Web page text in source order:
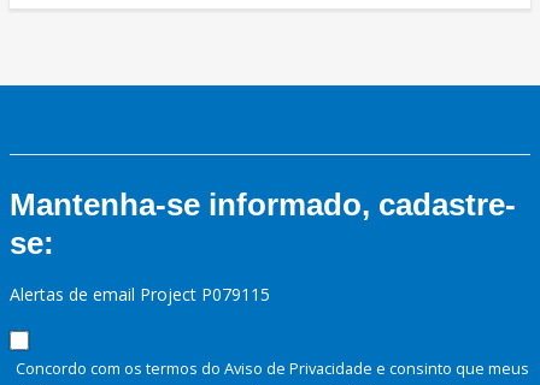
Mantenha-se informado, cadastre-
se:
Alertas de email Project P079115
Concordo com os termos do Aviso de Privacidade e consinto que meus